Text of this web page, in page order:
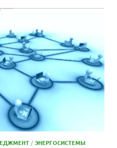
/ЭНЕРГОСИСТЕМЫ